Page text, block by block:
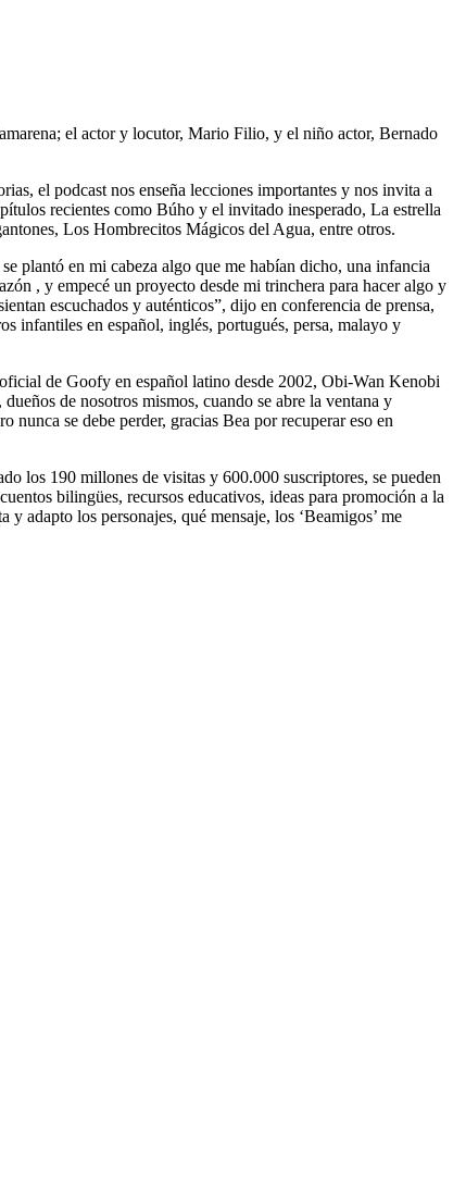
el actor y locutor, Mario Filio, y el niño actor, Bernado
el podcast nos enseña lecciones importantes y nos invita a
recientes como Búho y el invitado inesperado, La estrella
Los Hombrecitos Mágicos del Agua, entre otros.
plantó en mi cabeza algo que me habían dicho, una infancia
, y empecé un proyecto desde mi trinchera para hacer algo y
escuchados y auténticos”, dijo en conferencia de prensa,
infantiles en español, inglés, portugués, persa, malayo y
de Goofy en español latino desde 2002, Obi-Wan Kenobi
de nosotros mismos, cuando se abre la ventana y
nunca se debe perder, gracias Bea por recuperar eso en
los 190 millones de visitas y 600.000 suscriptores, se pueden
bilingües, recursos educativos, ideas para promoción a la
adapto los personajes, qué mensaje, los ‘Beamigos’ me